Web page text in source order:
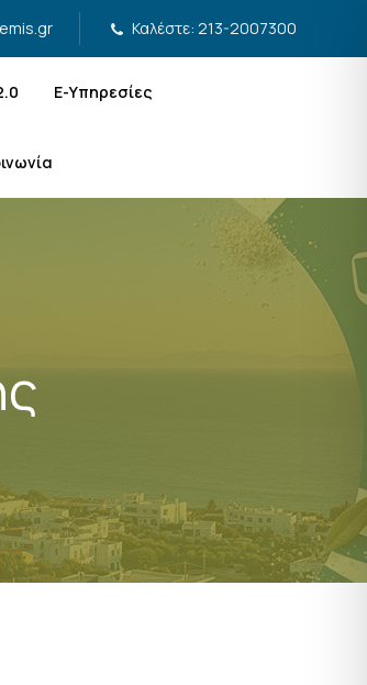
Καλέστε: 213-2007300
Ε-Υπηρεσίες